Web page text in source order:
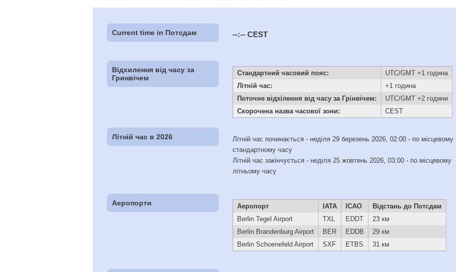
Current time in Потсдам --:-- CEST
Відхилення від часу за
Гринвічем
Стандартний часовий пояс:
UTC/GMT +1 година
Літній час:
+1 година
Поточне відхілення від часу за Грінвічем:
UTC/GMT +2 години
Скорочена назва часової зони:
CEST
Літній час в 2026
Літній час починається - неділя 29 березень 2026, 02:00 - по місцевому
стандартному часу
Літній час закінчується - неділя 25 жовтень 2026, 03:00 - по місцевому
літньому часу
Аеропорти Аеропорт IATA ICAO
Відстань до Потсдам
Berlin Tegel Airport
TXL EDDT
23 км
Berlin Brandenburg Airport
BER EDDB
29 км
Berlin Schoenefeld Airport
SXF ETBS 31 км